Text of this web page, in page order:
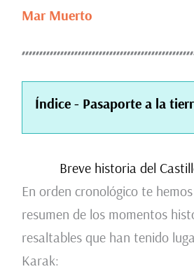
Mar Muerto
Índice - Pasaporte a la
Breve historia del
En orden cronológico te
resumen de los momentos
resaltables que han tenido
Karak: